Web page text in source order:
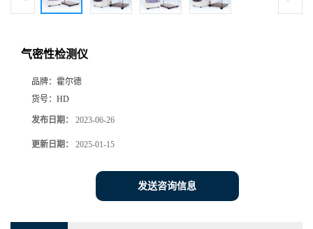
气密性检测仪
品牌： 霍尔德
货号： HD
发布日期： 2023-06-26
更新日期： 2025-01-15
发送咨询信息